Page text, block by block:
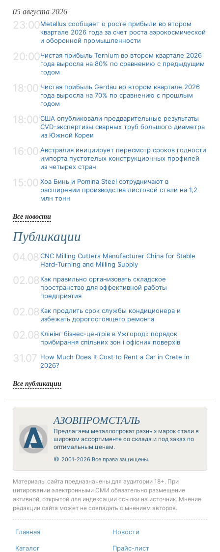
05 августа 2026
23:00Metallus сообщает о росте прибыли во втором
квартале 2026 года за счет роста аэрокосмической
и оборонной промышленности
20:00Чистая прибыль Ternium во втором квартале 2026
года выросла на 80% по сравнению с предыдущим
годом
18:00 Чистая прибыль Gerdau во втором квартале 2026
года выросла на 70% по сравнению с прошлым
годом
18:00 США опубликовали предварительные результаты
CVD-экспертизы сварных труб большого диаметра
из Южной Кореи
16:00 Австралия инициирует пересмотр сроков годности
импорта пустотелых конструкционных профилей
из четырех стран
15:00 Хоа Бинь и Pomina Steel сотрудничают в
расширении производства листовой стали на 1,2
млн тонн
Все новости
Публикации
04.08 CNC Milling Cutters Manufacturer China for Stable
Hard-Turning and Milling Supply
02.08 Как правильно организовать складское
пространство для эффективной работы
предприятия
02.08 Как продлить срок службы кондиционера и
избежать дорогостоящего ремонта
02.08 Клінінг бізнес-центрів в Ужгороді: порядок
прибирання спільних зон і офісних поверхів
31.07 How Much Does It Cost to Rent a Car in Crete in
2026?
Все публикации
АЗОВПРОМСТАЛЬ
Предлагаем металлопрокат разных марок стали в
широком ассортименте со склада и под заказ по
оптимальным ценам.
© 2001-2026 Все права защищены.
Материалы сайта предназначены для аудитории 18+. При
цитировании электронными СМИ обязательно размещение
активной, открытой для индексации ссылки на источник. Мнение
редакции сайта может не совпадать с мнением авторов.
Главная Новости
Каталог Прайс-лист